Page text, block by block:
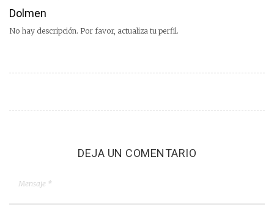
Dolmen
No hay descripción. Por favor, actualiza tu perfil.
DEJA UN COMENTARIO